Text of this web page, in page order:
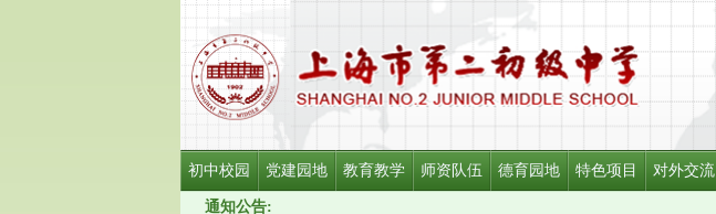
初中校园 党建园地 教育教学 师资队伍 德育园地 特色项目 对外交流
通知公告: